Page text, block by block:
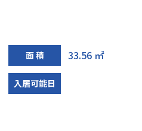
面 積 33.56 ㎡
入居可能日